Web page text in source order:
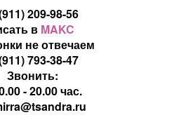
209-98-56
в MAKC
не отвечаем
793-38-47
Звонить:
- 20.00 час.